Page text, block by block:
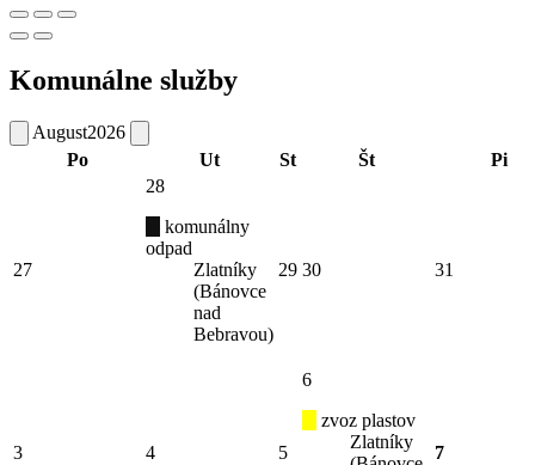
Komunálne služby
August2026
Po
Ut St Št Pi
27
28
komunálny
odpad
Zlatníky
(Bánovce
nad
Bebravou)
29 30 31
3 4 5
6
zvoz plastov
Zlatníky
7